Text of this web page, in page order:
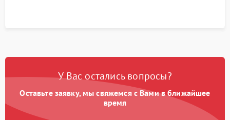
У Вас остались вопросы?
Оставьте заявку, мы свяжемся с Вами в ближайшее
время